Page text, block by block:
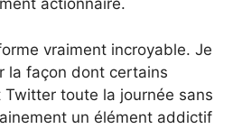
actionnaire.
vraiment incroyable. Je
la façon dont certains
toute la journée sans
un élément addictif